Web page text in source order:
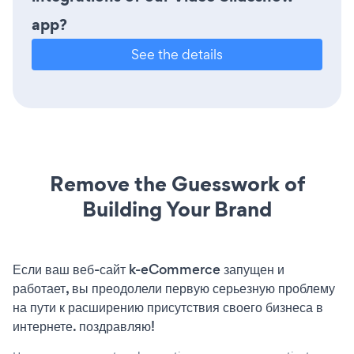
app?
See the details
Remove the Guesswork of
Building Your Brand
Если ваш веб-сайт k-eCommerce запущен и
работает, вы преодолели первую серьезную проблему
на пути к расширению присутствия своего бизнеса в
интернете. поздравляю!